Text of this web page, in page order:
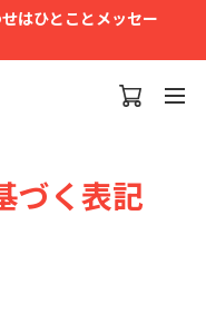
はひとことメッセー
づく表記